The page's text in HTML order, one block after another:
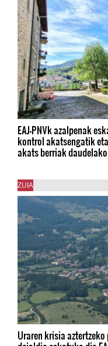
EAJ-PNVk azalpenak
kontrol akatsengatik
akats berriak daudelako
ZUIA
Uraren krisia